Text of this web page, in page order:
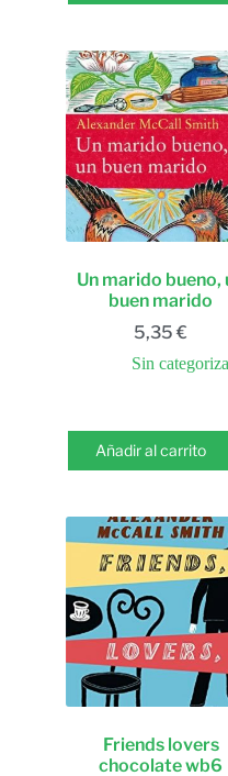
Un marido bueno,
buen marido
5,35€
Sin
Añadir al carrito
Friends lovers
chocolate wb6